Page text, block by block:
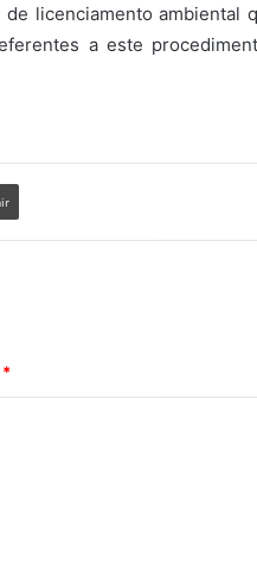
licenciamento ambiental
a este
*